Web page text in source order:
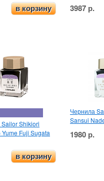
в корзину 3987 р.
Shikiori
Yume Fuji Sugata
в корзину
Чернила
Sansui
1980 р.